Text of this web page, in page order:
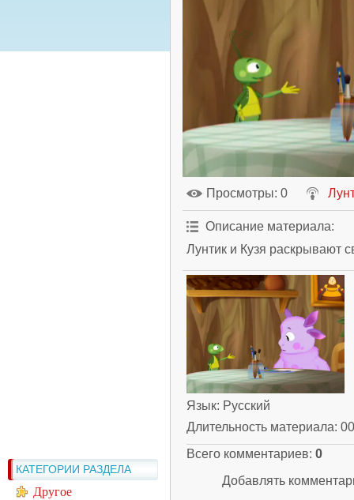
КАТЕГОРИИ РАЗДЕЛА
Другое
Просмотры: 0
Описание материала:
Лунтик и Кузя раскрывают
Язык: Русский
Длительность материала:
Всего комментариев: 0
Добавлять